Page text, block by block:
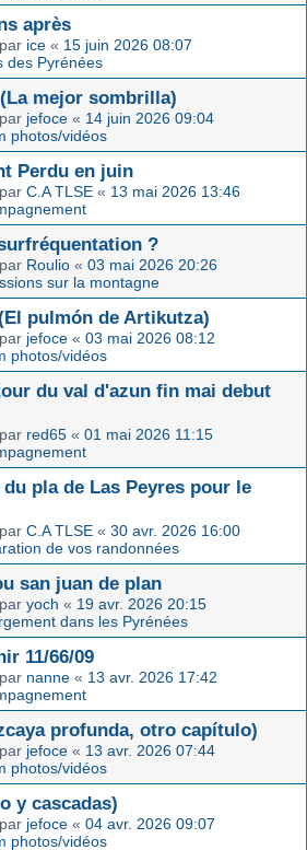
après
ice « 15 juin 2026 08:07
des Pyrénées
(La mejor sombrilla)
jefoce « 14 juin 2026 09:04
photos/vidéos
Perdu en juin
C.A TLSE « 13 mai 2026 13:46
?
Roulio « 03 mai 2026 20:26
sur la montagne
pulmón de Artikutza)
jefoce « 03 mai 2026 08:12
photos/vidéos
du val d'azun fin mai debut
red65 « 01 mai 2026 11:15
pla de Las Peyres pour le
C.A TLSE « 30 avr. 2026 16:00
de vos randonnées
san juan de plan
yoch « 19 avr. 2026 20:15
dans les Pyrénées
11/66/09
nanne « 13 avr. 2026 17:42
profunda, otro capítulo)
jefoce « 13 avr. 2026 07:44
photos/vidéos
y cascadas)
jefoce « 04 avr. 2026 09:07
photos/vidéos